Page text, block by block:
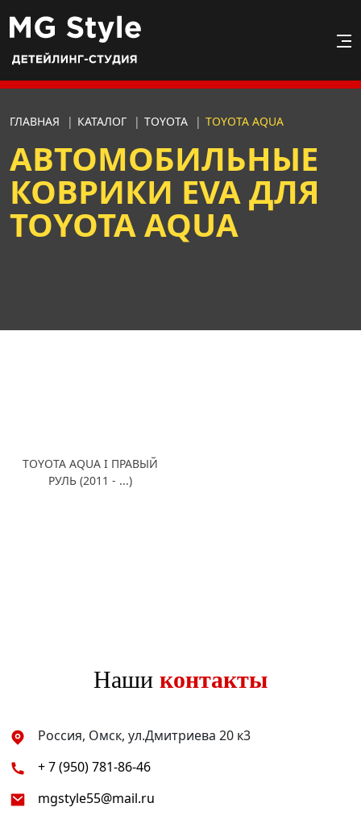
ГЛАВНАЯ | КАТАЛОГ | TOYOTA | TOYOTA AQUA
АВТОМОБИЛЬНЫЕ
КОВРИКИ EVA ДЛЯ
TOYOTA AQUA
TOYOTA AQUA I ПРАВЫЙ
РУЛЬ (2011 - ...)
Наши контакты
Россия, Омск, ул.Дмитриева 20 к3
+ 7 (950) 781-86-46
mgstyle55@mail.ru